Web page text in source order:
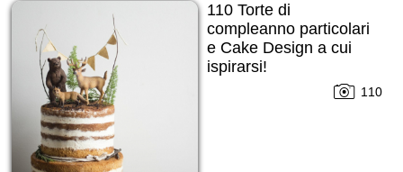
110 Torte di
compleanno particolari
e Cake Design a cui
ispirarsi!
110